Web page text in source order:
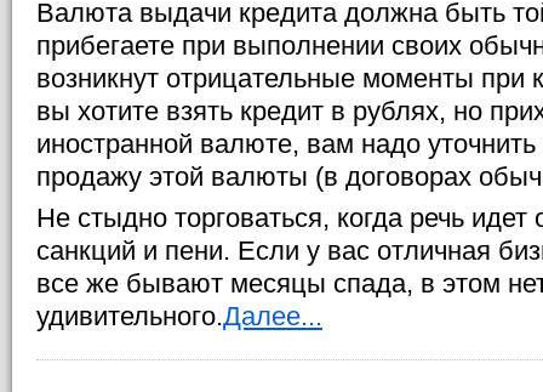
Валюта выдачи кредита должна быть
прибегаете при выполнении своих
возникнут отрицательные моменты при
вы хотите взять кредит в рублях, но
иностранной валюте, вам надо
продажу этой валюты (в договорах
Не стыдно торговаться, когда речь
санкций и пени. Если у вас отличная
все же бывают месяцы спада, в этом
удивительного.Далее...